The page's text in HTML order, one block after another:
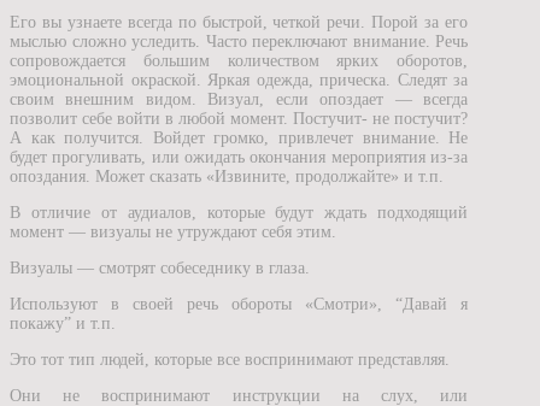
Его вы узнаете всегда по быстрой, четкой речи. Порой за его
мыслью сложно уследить. Часто переключают внимание. Речь
сопровождается большим количеством ярких оборотов,
эмоциональной окраской. Яркая одежда, прическа. Следят за
своим внешним видом. Визуал, если опоздает — всегда
позволит себе войти в любой момент. Постучит- не постучит?
А как получится. Войдет громко, привлечет внимание. Не
будет прогуливать, или ожидать окончания мероприятия из-за
опоздания. Может сказать «Извините, продолжайте» и т.п.
В отличие от аудиалов, которые будут ждать подходящий
момент — визуалы не утруждают себя этим.
Визуалы — смотрят собеседнику в глаза.
Используют в своей речь обороты «Смотри», “Давай я
покажу” и т.п.
Это тот тип людей, которые все воспринимают представляя.
Они не воспринимают инструкции на слух, или